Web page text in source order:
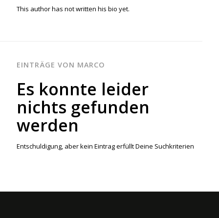
This author has not written his bio yet.
EINTRÄGE VON MARCO
Es konnte leider
nichts gefunden
werden
Entschuldigung, aber kein Eintrag erfüllt Deine Suchkriterien